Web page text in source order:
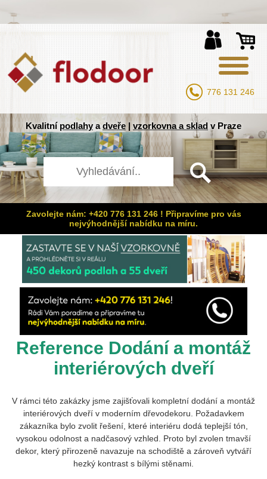
776 131 246
Kvalitní podlahyadveře| vzorkovna a sklad v Praze
Zavolejte nám: +420 776 131 246 ! Připravíme pro vás
nejvýhodnější nabídku na míru.
Reference Dodání a montáž
interiérových dveří
V rámci této zakázky jsme zajišťovali kompletní dodání a montáž
interiérových dveří v moderním dřevodekoru. Požadavkem
zákazníka bylo zvolit řešení, které interiéru dodá teplejší tón,
vysokou odolnost a nadčasový vzhled. Proto byl zvolen tmavší
dekor, který přirozeně navazuje na schodiště a zároveň vytváří
hezký kontrast s bílými stěnami.